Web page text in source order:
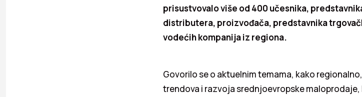
prisustvovalo više od 400 učesnika,
distributera, proizvođača, predstavnika
vodećih kompanija iz regiona.
Govorilo se o aktuelnim temama, kako
trendova i razvoja srednjoevropske